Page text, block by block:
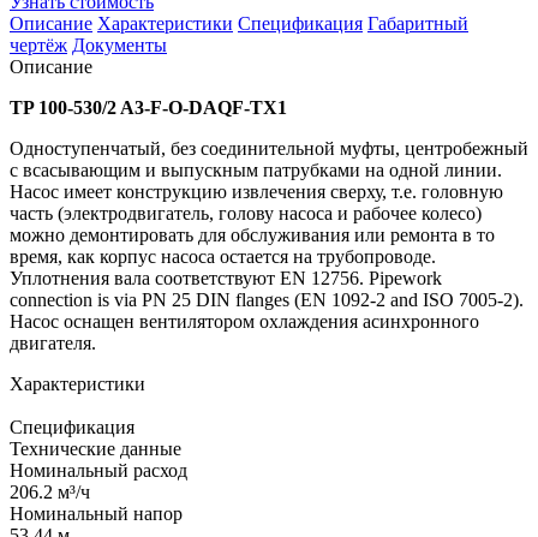
Описание Характеристики Спецификация Габаритный
чертёж Документы
Описание
TP 100-530/2 A3-F-O-DAQF-TX1
Одноступенчатый, без соединительной муфты, центробежный
с всасывающим и выпускным патрубками на одной линии.
Насос имеет конструкцию извлечения сверху, т.е. головную
часть (электродвигатель, голову насоса и рабочее колесо)
можно демонтировать для обслуживания или ремонта в то
время, как корпус насоса остается на трубопроводе.
Уплотнения вала соответствуют EN 12756. Pipework
connection is via PN 25 DIN flanges (EN 1092-2 and ISO 7005-2).
Насос оснащен вентилятором охлаждения асинхронного
двигателя.
Характеристики
Спецификация
Технические данные
Номинальный расход
206.2 м³/ч
Номинальный напор